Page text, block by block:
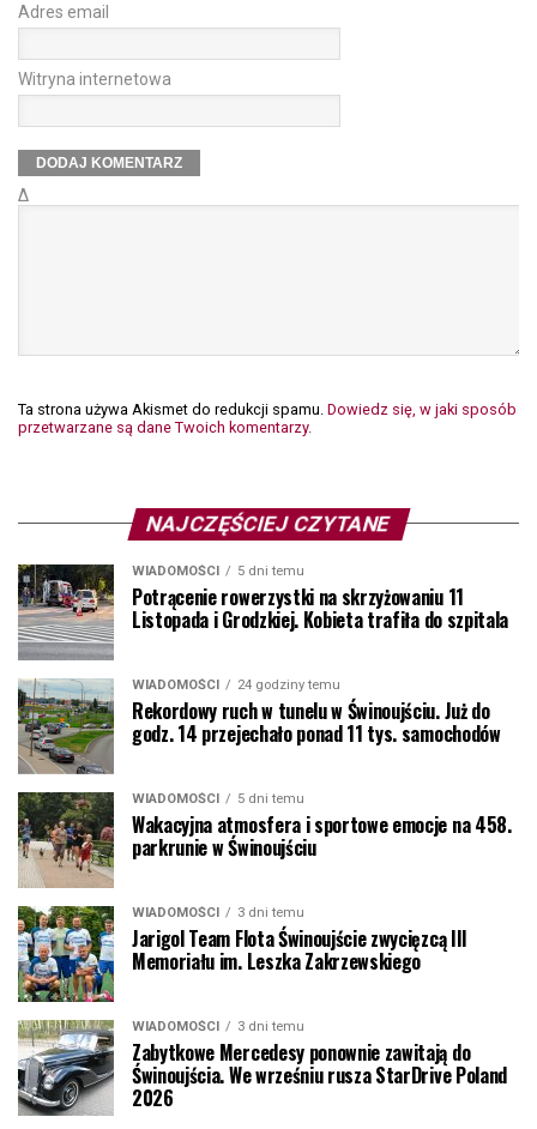
Adres email
Witryna internetowa
Δ
Ta strona używa Akismet do redukcji spamu. Dowiedz się, w jaki sposób
przetwarzane są dane Twoich komentarzy.
NAJCZĘŚCIEJ CZYTANE
WIADOMOŚCI 5 dni temu
Potrącenie rowerzystki na skrzyżowaniu 11
Listopada i Grodzkiej. Kobieta trafiła do szpitala
WIADOMOŚCI 24 godziny temu
Rekordowy ruch w tunelu w Świnoujściu. Już do
godz. 14 przejechało ponad 11 tys. samochodów
WIADOMOŚCI 5 dni temu
Wakacyjna atmosfera i sportowe emocje na 458.
parkrunie w Świnoujściu
WIADOMOŚCI 3 dni temu
Jarigol Team Flota Świnoujście zwycięzcą III
Memoriału im. Leszka Zakrzewskiego
WIADOMOŚCI 3 dni temu
Zabytkowe Mercedesy ponownie zawitają do
Świnoujścia. We wrześniu rusza StarDrive Poland
2026